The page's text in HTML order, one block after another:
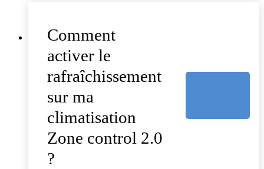
Comment
activer le
rafraîchissement
sur ma
climatisation
Zone control 2.0
?